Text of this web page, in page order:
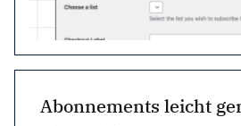
Abonnements leicht